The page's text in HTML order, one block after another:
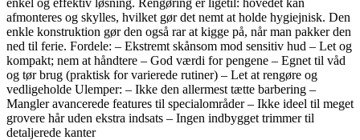
enkel og effektiv løsning. Rengøring er ligetil: hovedet kan
afmonteres og skylles, hvilket gør det nemt at holde hygiejnisk. Den
enkle konstruktion gør den også rar at kigge på, når man pakker den
ned til ferie. Fordele: – Ekstremt skånsom mod sensitiv hud – Let og
kompakt; nem at håndtere – God værdi for pengene – Egnet til våd
og tør brug (praktisk for varierede rutiner) – Let at rengøre og
vedligeholde Ulemper: – Ikke den allermest tætte barbering –
Mangler avancerede features til specialområder – Ikke ideel til meget
grovere hår uden ekstra indsats – Ingen indbygget trimmer til
detaljerede kanter